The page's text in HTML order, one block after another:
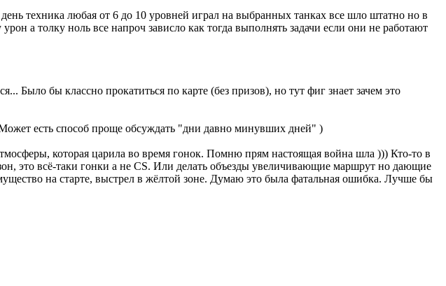
техника любая от 6 до 10 уровней играл на выбранных танках все шло штатно но в
а толку ноль все напроч зависло как тогда выполнять задачи если они не работают
Было бы классно прокатиться по карте (без призов), но тут фиг знает зачем это
есть способ проще обсуждать "дни давно минувших дней" )
которая царила во время гонок. Помню прям настоящая война шла ))) Кто-то в
это всё-таки гонки а не CS. Или делать объезды увеличивающие маршрут но дающие
на старте, выстрел в жёлтой зоне. Думаю это была фатальная ошибка. Лучше бы